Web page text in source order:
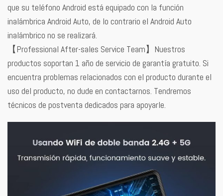
que su teléfono Android está equipado con la función
inalámbrica Android Auto, de lo contrario el Android Auto
inalámbrico no se realizará.
【Professional After-sales Service Team】Nuestros
productos soportan 1 año de servicio de garantía gratuito. Si
encuentra problemas relacionados con el producto durante el
uso del producto, no dude en contactarnos. Tendremos
técnicos de postventa dedicados para apoyarle.